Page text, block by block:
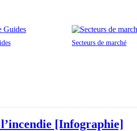
Secteurs de marché
[Infographie]